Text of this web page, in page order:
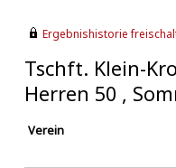
Ergebnishistorie
Tschft. Klein-
Herren 50 ,
Verein